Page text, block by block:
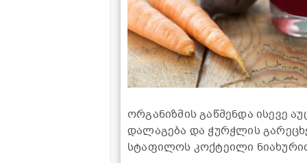
ორგანიზმის გაწმენდა ისევე
დალაგება და ჭურჭლის
სტაფილოს კოქტეილი